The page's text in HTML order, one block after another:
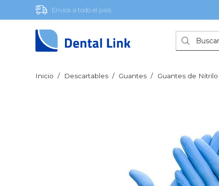
Envíos a todo el pais
Búsqueda
de
productos
Inicio / Descartables / Guantes / Guantes de Nitrilo